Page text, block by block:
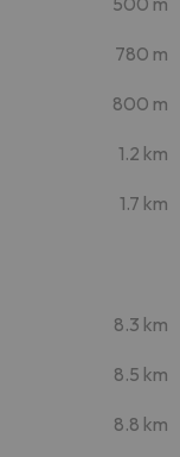
780 m
800 m
1.2 km
1.7 km
8.3 km
8.5 km
8.8 km